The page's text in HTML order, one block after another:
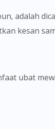
adalah
kesan
ubat